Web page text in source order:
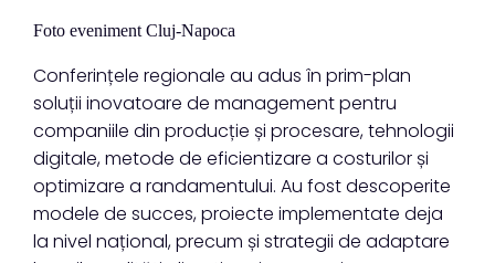
Foto eveniment Cluj-Napoca
Conferințele regionale au adus în prim-plan
soluții inovatoare de management pentru
companiile din producție și procesare, tehnologii
digitale, metode de eficientizare a costurilor și
optimizare a randamentului. Au fost descoperite
modele de succes, proiecte implementate deja
la nivel național, precum și strategii de adaptare